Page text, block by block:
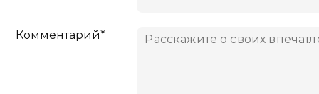
Комментарий*